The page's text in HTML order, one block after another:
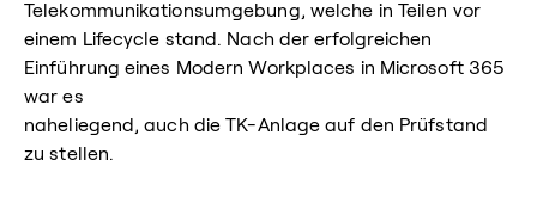
Telekommunikationsumgebung, welche in Teilen vor
einem Lifecycle stand. Nach der erfolgreichen
Einführung eines Modern Workplaces in Microsoft 365
war es
naheliegend, auch die TK-Anlage auf den Prüfstand
zu stellen.